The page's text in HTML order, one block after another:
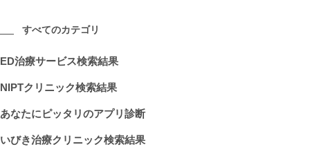
すべてのカテゴリ
ED治療サービス検索結果
NIPTクリニック検索結果
あなたにピッタリのアプリ診断
いびき治療クリニック検索結果